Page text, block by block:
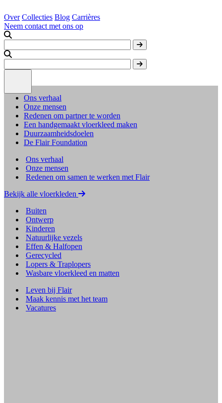
Over Collecties Blog Carrières
Neem contact met ons op
Ons verhaal
Onze mensen
Redenen om partner te worden
Een handgemaakt vloerkleed maken
Duurzaamheidsdoelen
De Flair Foundation
Ons verhaal
Onze mensen
Redenen om samen te werken met Flair
Bekijk alle vloerkleden
Buiten
Ontwerp
Kinderen
Natuurlijke vezels
Effen & Halfopen
Gerecycled
Lopers & Traplopers
Wasbare vloerkleed en matten
Leven bij Flair
Maak kennis met het team
Vacatures